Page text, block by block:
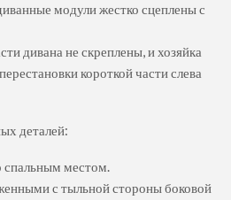
модули жестко сцеплены с
дивана не скреплены, и хозяйка
короткой части слева
деталей:
спальным местом.
с тыльной стороны боковой